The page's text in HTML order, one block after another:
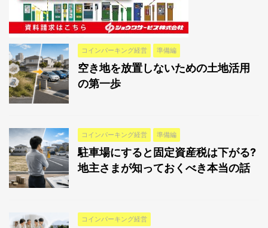
コインパーキング経営 準備編
空き地を放置しないための土地活用
の第一歩
コインパーキング経営 準備編
駐車場にすると固定資産税は下がる?
地主さまが知っておくべき本当の話
コインパーキング経営